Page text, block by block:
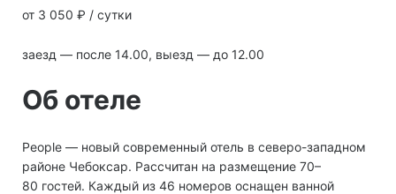
от 3 050 ₽ / сутки
заезд — после 14.00, выезд — до 12.00
Об отеле
People ― новый современный отель в северо-западном
районе Чебоксар. Рассчитан на размещение 70–
80 гостей. Каждый из 46 номеров оснащен ванной